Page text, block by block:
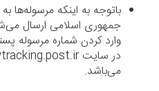
باتوجه به اینکه
جمهوری اسلامی ارسال
وارد کردن شماره مرسوله
می‌باشد.